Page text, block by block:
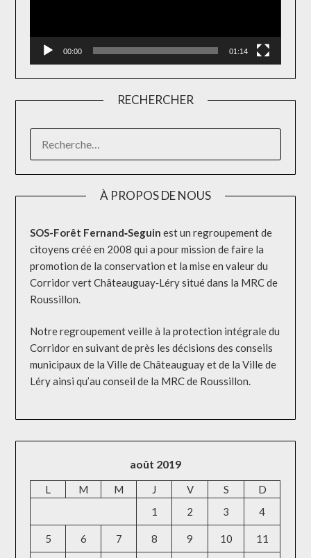
00:00 01:14
RECHERCHER
À PROPOS DE NOUS
SOS-Forêt Fernand‐Seguin est un regroupement de
citoyens créé en 2008 qui a pour mission de faire la
promotion de la conservation et la mise en valeur du
Corridor vert Châteauguay‐Léry situé dans la MRC de
Roussillon.
Notre regroupement veille à la protection intégrale du
Corridor en suivant de près les décisions des conseils
municipaux de la Ville de Châteauguay et de la Ville de
Léry ainsi qu’au conseil de la MRC de Roussillon.
août 2019
L M M J V S
D
1
2 3 4
5 6 7 8 9 10 11